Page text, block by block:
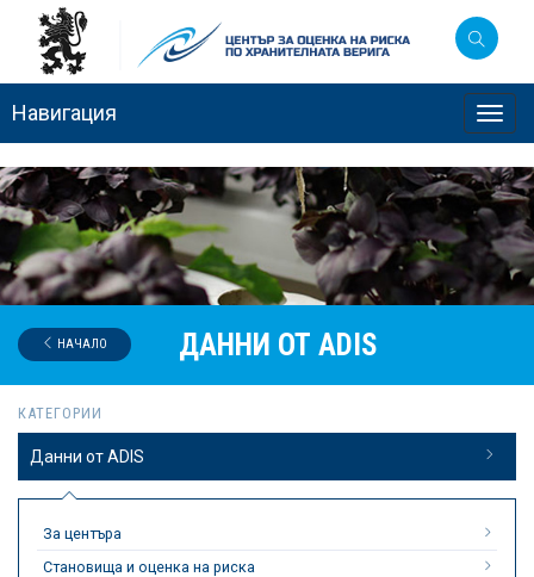
Навигация
ДАННИ ОТ ADIS
НАЧАЛО
КАТЕГОРИИ
Данни от ADIS
За центъра
Становища и оценка на риска